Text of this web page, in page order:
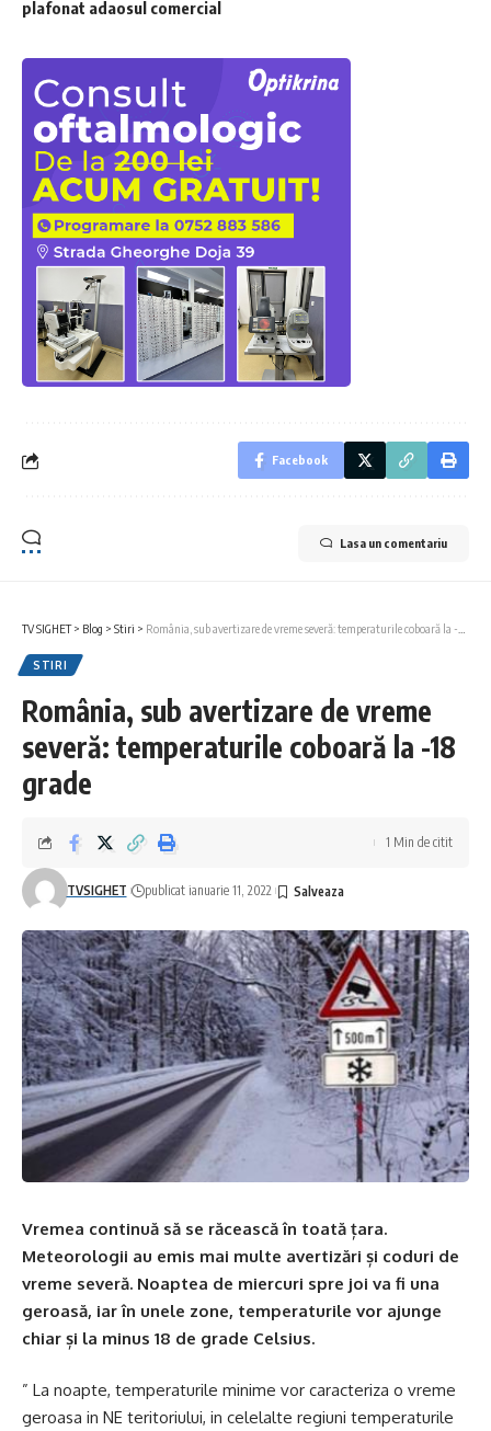
plafonat adaosul comercial
Facebook
Lasa un comentariu
TV SIGHET> Blog > Stiri > România, sub avertizare de vreme severă: temperaturile coboară la -18 grade
STIRI
România, sub avertizare de vreme
severă: temperaturile coboară la -18
grade
TVSIGHET publicat ianuarie 11, 2022
1 Min de citit
Vremea continuă să se răcească în toată țara.
Meteorologii au emis mai multe avertizări și coduri de
vreme severă. Noaptea de miercuri spre joi va fi una
geroasă, iar în unele zone, temperaturile vor ajunge
chiar și la minus 18 de grade Celsius.
” La noapte, temperaturile minime vor caracteriza o vreme
geroasa in NE teritoriului, in celelalte regiuni temperaturile